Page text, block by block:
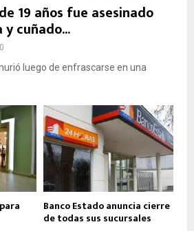
19 años fue asesinado
cuñado...
0
luego de enfrascarse en una
Banco Estado anuncia cierre
de todas sus sucursales